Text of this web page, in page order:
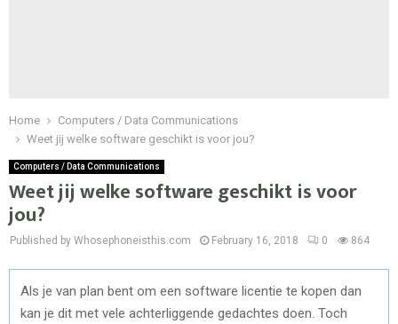
Home
Computers / Data Communications
Weet jij welke software geschikt is voor jou?
Computers / Data Communications
Weet jij welke software geschikt is voor
jou?
Published by Whosephoneisthis.com February 16, 2018 0 864
Als je van plan bent om een software licentie te kopen dan
kan je dit met vele achterliggende gedachtes doen. Toch